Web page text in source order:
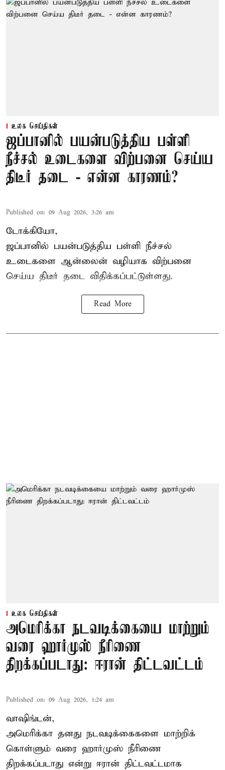
உலக செய்திகள்
ஜப்பானில் பயன்படுத்திய பள்ளி
நீச்சல் உடைகளை விற்பனை செய்ய
திடீர் தடை - என்ன காரணம்?
Published on: 09 Aug 2026, 3:26 am
டோக்கியோ,
ஜப்பானில் பயன்படுத்திய பள்ளி நீச்சல்
உடைகளை ஆன்லைன் வழியாக விற்பனை
செய்ய திடீர் தடை விதிக்கப்பட்டுள்ளது.
Read More
உலக செய்திகள்
அமெரிக்கா நடவடிக்கையை மாற்றும்
வரை ஹார்முஸ் நீரிணை
திறக்கப்படாது: ஈரான் திட்டவட்டம்
Published on: 09 Aug 2026, 1:24 am
வாஷிங்டன்,
அமெரிக்கா தனது நடவடிக்கைகளை மாற்றிக்
கொள்ளும் வரை ஹார்முஸ் நீரிணை
திறக்கப்படாது என்று ஈரான் திட்டவட்டமாக